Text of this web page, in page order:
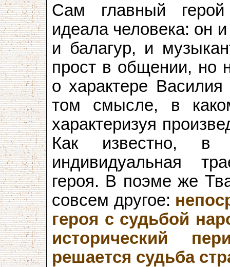
Сам главный
идеала человека: он
и балагур, и
прост в общении, но
о характере
том смысле, в
характеризуя
Как известно, в
индивидуальная
героя. В поэме же
совсем другое:
героя с судьбой
исторический
решается судьба